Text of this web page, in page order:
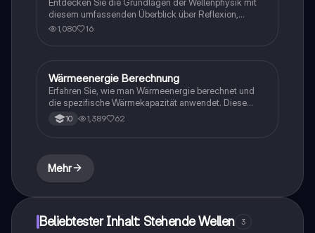
Chemie.
Entdecken Sie die Grundlagen der Wellenphysik mit
diesem umfassenden Überblick über Reflexion,
Überlagerung, Huygensches Gesetz und stehende
Wellenmechanik zu fördern. Ideal für
Physikstudenten, die sich auf Prüfungen vorbereiten
oder ihr Wissen vertiefen möchten.
1,080 16
Physik
Wärmeenergie Berechnung
Erfahren Sie, wie man Wärmeenergie berechnet und
die spezifische Wärmekapazität anwendet. Diese
Zusammenfassung enthält die Formel zur
Berechnung von Wärmeenergie, Beispiele mit
die sich auf Prüfungen vorbereiten oder ihr Wissen
vertiefen möchten.
10 1,389 62
Mehr
Beliebtester Inhalt: Stehende Wellen 3